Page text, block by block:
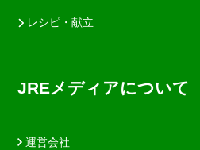
レシピ・献立
JREメディアについて
運営会社